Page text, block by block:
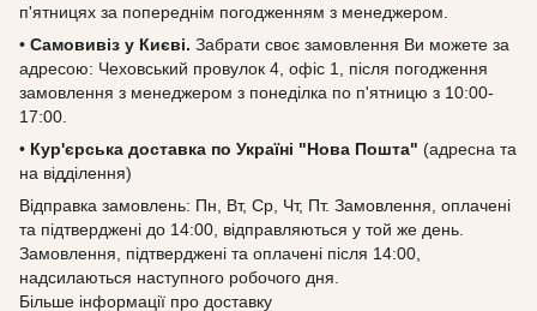
п'ятницях за попереднім погодженням з менеджером.
• Самовивіз у Києві. Забрати своє замовлення Ви можете за
адресою: Чеховський провулок 4, офіс 1, після погодження
замовлення з менеджером з понеділка по п'ятницю з 10:00-
17:00.
• Кур'єрська доставка по Україні "Нова Пошта" (адресна та
на відділення)
Відправка замовлень: Пн, Вт, Ср, Чт, Пт. Замовлення, оплачені
та підтверджені до 14:00, відправляються у той же день.
Замовлення, підтверджені та оплачені після 14:00,
надсилаються наступного робочого дня.
Більше інформації про доставку